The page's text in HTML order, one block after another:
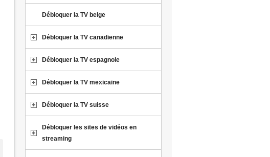
Débloquer la TV belge
Débloquer la TV canadienne
Débloquer la TV espagnole
Débloquer la TV mexicaine
Débloquer la TV suisse
Débloquer les sites de vidéos en
streaming